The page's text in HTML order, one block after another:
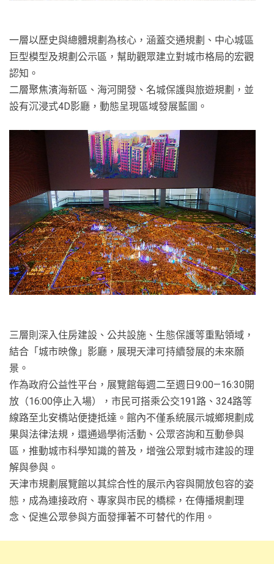
一層以歷史與總體規劃為核心，涵蓋交通規劃、中心城區
巨型模型及規劃公示區，幫助觀眾建立對城市格局的宏觀
認知。
二層聚焦濱海新區、海河開發、名城保護與旅遊規劃，並
設有沉浸式4D影廳，動態呈現區域發展藍圖。
三層則深入住房建設、公共設施、生態保護等重點領域，
結合「城市映像」影廳，展現天津可持續發展的未來願
景。
作為政府公益性平台，展覽館每週二至週日9:00—16:30開
放（16:00停止入場），市民可搭乘公交191路、324路等
線路至北安橋站便捷抵達。館內不僅系統展示城鄉規劃成
果與法律法規，還通過學術活動、公眾咨詢和互動參與
區，推動城市科學知識的普及，增強公眾對城市建設的理
解與參與。
天津市規劃展覽館以其綜合性的展示內容與開放包容的姿
態，成為連接政府、專家與市民的橋樑，在傳播規劃理
念、促進公眾參與方面發揮著不可替代的作用。